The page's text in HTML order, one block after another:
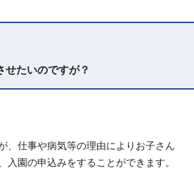
せたいのですが？
、仕事や病気等の理由によりお子さん
入園の申込みをすることができます。